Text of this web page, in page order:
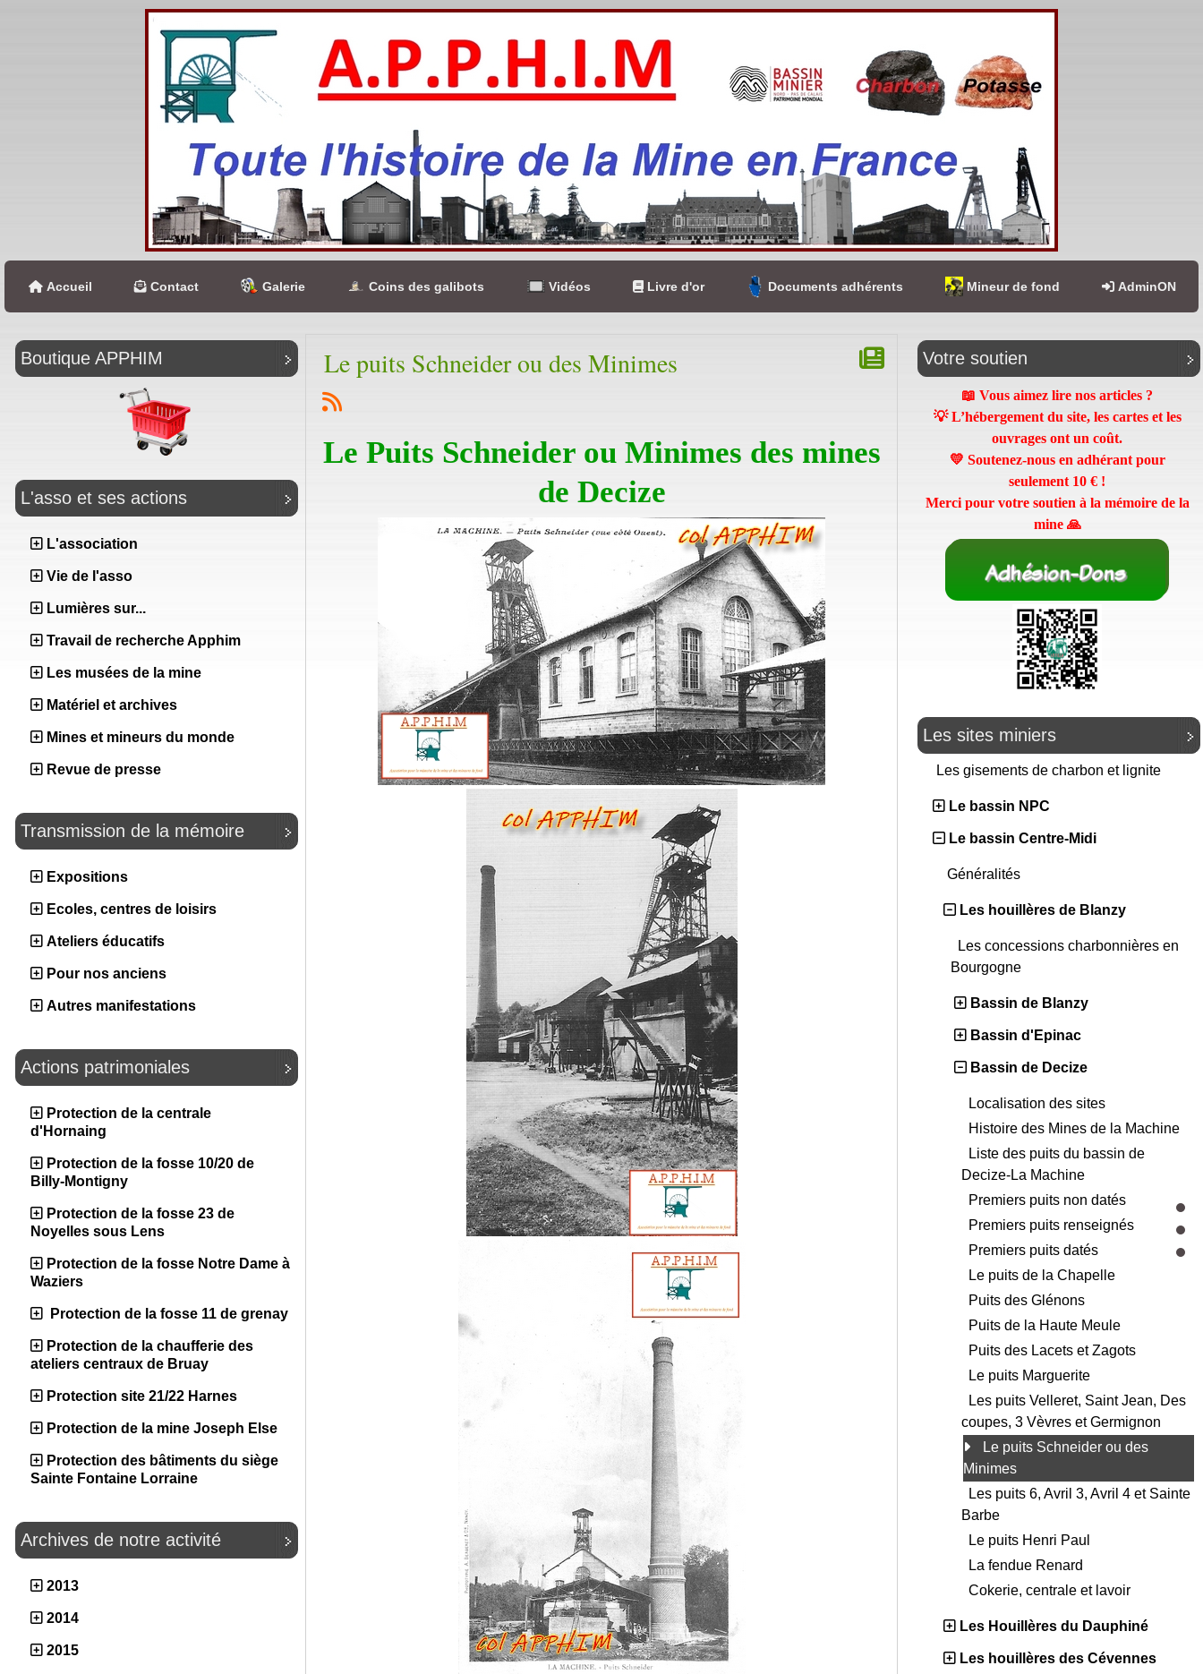
Accueil Contact Galerie Coins des galibots Vidéos Livre d'or Documents adhérents Mineur de fond AdminON
Boutique APPHIM
L'asso et ses actions
L'association
Vie de l'asso
Lumières sur...
Travail de recherche Apphim
Les musées de la mine
Matériel et archives
Mines et mineurs du monde
Revue de presse
Transmission de la mémoire
Expositions
Ecoles, centres de loisirs
Ateliers éducatifs
Pour nos anciens
Autres manifestations
Actions patrimoniales
Protection de la centrale
d'Hornaing
Protection de la fosse 10/20 de
Billy-Montigny
Protection de la fosse 23 de
Noyelles sous Lens
Protection de la fosse Notre Dame à
Waziers
Protection de la fosse 11 de grenay
Protection de la chaufferie des
ateliers centraux de Bruay
Protection site 21/22 Harnes
Protection de la mine Joseph Else
Protection des bâtiments du siège
Sainte Fontaine Lorraine
Archives de notre activité
2013
2014
2015
Le puits Schneider ou des Minimes
Le Puits Schneider ou Minimes des mines
de Decize
Votre soutien
📖 Vous aimez lire nos articles ?
💡 L’hébergement du site, les cartes et les
ouvrages ont un coût.
💛 Soutenez-nous en adhérant pour
seulement 10 € !
Merci pour votre soutien à la mémoire de la
mine 🙏
Les sites miniers
Les gisements de charbon et lignite
Le bassin NPC
Le bassin Centre-Midi
Généralités
Les houillères de Blanzy
Les concessions charbonnières en
Bourgogne
Bassin de Blanzy
Bassin d'Epinac
Bassin de Decize
Localisation des sites
Histoire des Mines de la Machine
Liste des puits du bassin de
Decize-La Machine
Premiers puits non datés
Premiers puits renseignés
Premiers puits datés
Le puits de la Chapelle
Puits des Glénons
Puits de la Haute Meule
Puits des Lacets et Zagots
Le puits Marguerite
Les puits Velleret, Saint Jean, Des
coupes, 3 Vèvres et Germignon
Le puits Schneider ou des
Minimes
Les puits 6, Avril 3, Avril 4 et Sainte
Barbe
Le puits Henri Paul
La fendue Renard
Cokerie, centrale et lavoir
Les Houillères du Dauphiné
Les houillères des Cévennes